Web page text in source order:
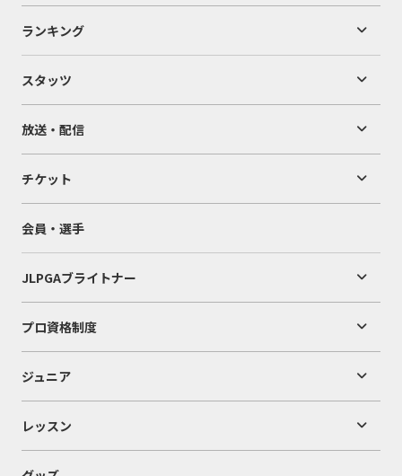
ランキング
スタッツ
放送・配信
チケット
会員・選手
JLPGAブライトナー
プロ資格制度
ジュニア
レッスン